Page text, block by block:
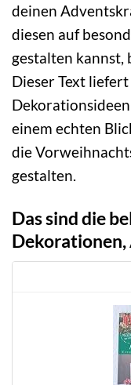
deinen
diesen auf
gestalten kannst,
Dieser Text
einem echten
die
gestalten.
Das sind die